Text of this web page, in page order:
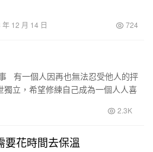
12 月 14 日 724
有一個人因再也無法忍受他人的抨
立，希望修練自己成為一個人人喜
2.3K
要花時間去保溫